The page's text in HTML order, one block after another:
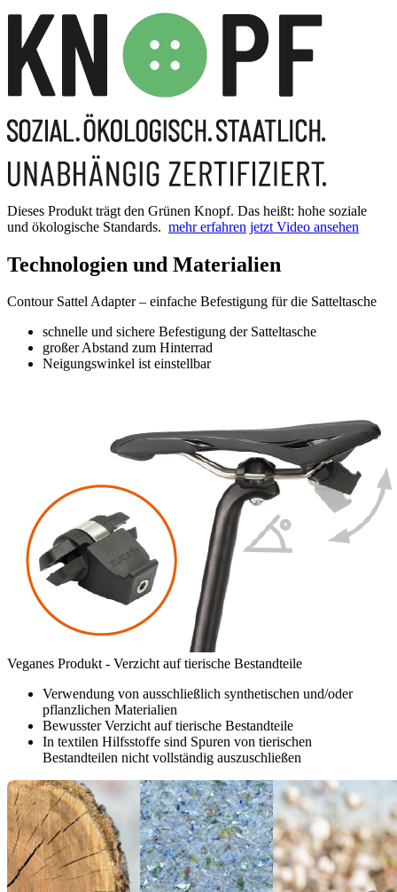
Dieses Produkt trägt den Grünen Knopf. Das heißt: hohe soziale
und ökologische Standards. mehr erfahren jetzt Video ansehen
Technologien und Materialien
Contour Sattel Adapter – einfache Befestigung für die Satteltasche
schnelle und sichere Befestigung der Satteltasche
großer Abstand zum Hinterrad
Neigungswinkel ist einstellbar
Veganes Produkt - Verzicht auf tierische Bestandteile
Verwendung von ausschließlich synthetischen und/oder
pflanzlichen Materialien
Bewusster Verzicht auf tierische Bestandteile
In textilen Hilfsstoffe sind Spuren von tierischen
Bestandteilen nicht vollständig auszuschließen